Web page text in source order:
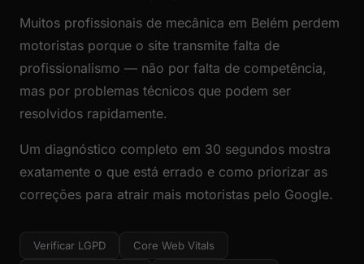
Muitos profissionais de mecânica em Belém perdem
motoristas porque o site transmite falta de
profissionalismo — não por falta de competência,
mas por problemas técnicos que podem ser
resolvidos rapidamente.
Um diagnóstico completo em 30 segundos mostra
exatamente o que está errado e como priorizar as
correções para atrair mais motoristas pelo Google.
Verificar LGPD Core Web Vitals